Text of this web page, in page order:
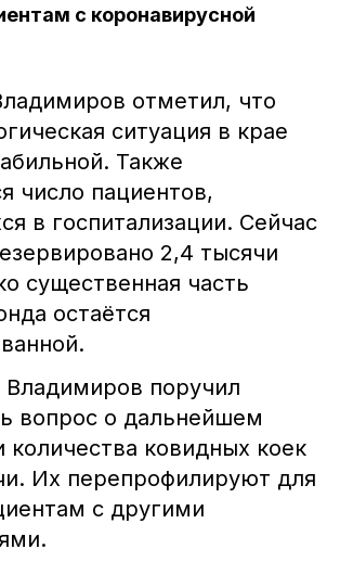
с коронавирусной
отметил, что
ситуация в крае
Также
число пациентов,
в госпитализации. Сейчас
2,4 тысячи
существенная часть
остаётся
Владимиров поручил
вопрос о дальнейшем
количества ковидных коек
Их перепрофилируют для
с другими